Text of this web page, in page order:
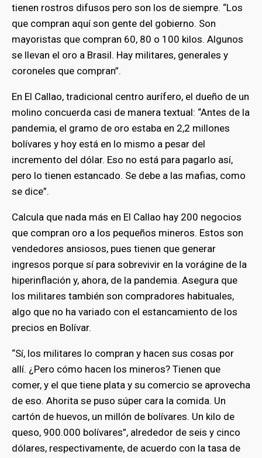
tienen rostros difusos pero son los de siempre. “Los
que compran aquí son gente del gobierno. Son
mayoristas que compran 60, 80 o 100 kilos. Algunos
se llevan el oro a Brasil. Hay militares, generales y
coroneles que compran”.
En El Callao, tradicional centro aurífero, el dueño de un
molino concuerda casi de manera textual: “Antes de la
pandemia, el gramo de oro estaba en 2,2 millones
bolívares y hoy está en lo mismo a pesar del
incremento del dólar. Eso no está para pagarlo así,
pero lo tienen estancado. Se debe a las mafias, como
se dice”.
Calcula que nada más en El Callao hay 200 negocios
que compran oro a los pequeños mineros. Estos son
vendedores ansiosos, pues tienen que generar
ingresos porque sí para sobrevivir en la vorágine de la
hiperinflación y, ahora, de la pandemia. Asegura que
los militares también son compradores habituales,
algo que no ha variado con el estancamiento de los
precios en Bolívar.
“Sí, los militares lo compran y hacen sus cosas por
allí. ¿Pero cómo hacen los mineros? Tienen que
comer, y el que tiene plata y su comercio se aprovecha
de eso. Ahorita se puso súper cara la comida. Un
cartón de huevos, un millón de bolívares. Un kilo de
queso, 900.000 bolívares”, alrededor de seis y cinco
dólares, respectivamente, de acuerdo con la tasa de